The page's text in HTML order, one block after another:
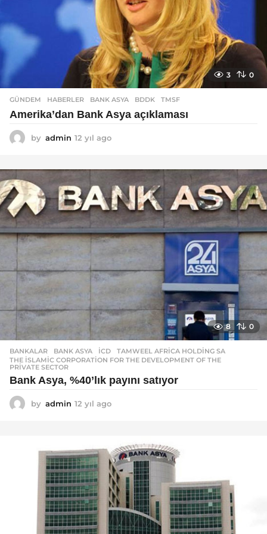
3 0
GÜNDEM ,HABERLER BANK ASYA ,BDDK ,TMSF
Amerika’dan Bank Asya açıklaması
by admin 12 yıl ago
ı
a
g
o
8 0
BANKALAR BANK ASYA ,ICD ,TAMWEEL AFRICA HOLDING SA
THE ISLAMIC CORPORATION FOR THE DEVELOPMENT OF THE
PRIVATE SECTOR
Bank Asya, %40’lık payını satıyor
by admin 12 yıl ago
l
a
g
o